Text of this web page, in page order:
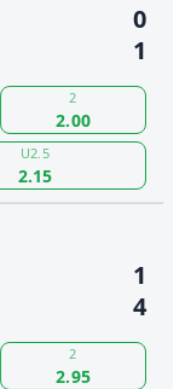
0
1
2
2.00
U2.5
2.15
1
4
2
2.95